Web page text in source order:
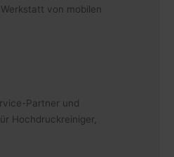
von mobilen
Partner und
Hochdruckreiniger,